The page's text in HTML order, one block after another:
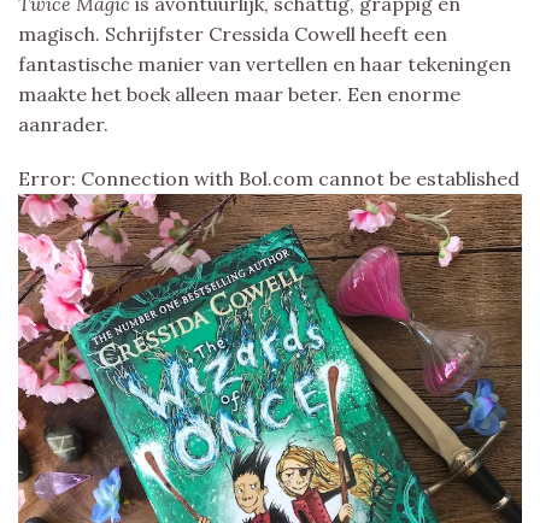
magisch. Schrijfster Cressida Cowell heeft een
fantastische manier van vertellen en haar tekeningen
maakte het boek alleen maar beter. Een enorme
aanrader.
Error: Connection with Bol.com cannot be established